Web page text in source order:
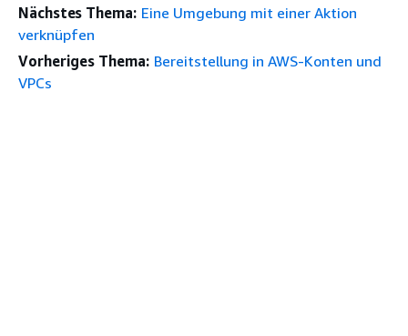
Nächstes Thema: Eine Umgebung mit einer Aktion
verknüpfen
Vorheriges Thema: Bereitstellung in AWS-Konten und
VPCs